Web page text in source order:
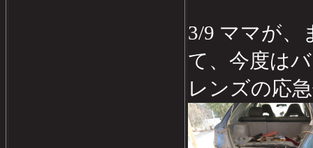
3/9 ママが、
て、今度は
レンズの応